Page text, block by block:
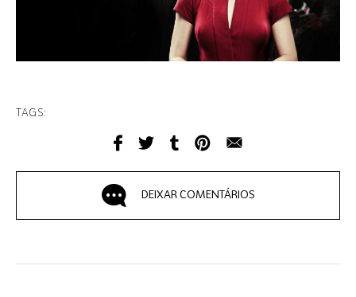
TAGS:
DEIXAR COMENTÁRIOS